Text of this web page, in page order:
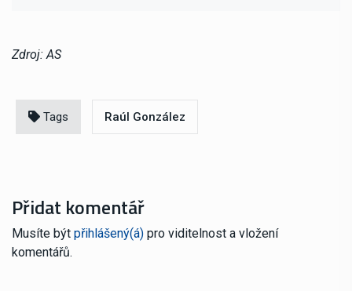
Zdroj: AS
Tags Raúl González
Přidat komentář
Musíte být přihlášený(á) pro viditelnost a vložení
komentářů.